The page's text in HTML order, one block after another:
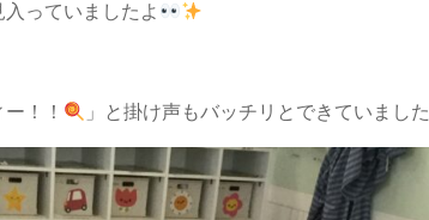
っていましたよ
！！ 」と掛け声もバッチリとできていました